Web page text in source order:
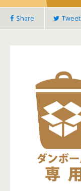
Share Tweet